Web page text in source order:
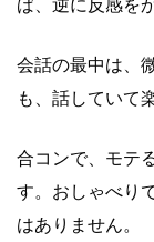
ば、逆に反感を
会話の最中は、
も、話していて
合コンで、モテ
す。おしゃべり
はありません。